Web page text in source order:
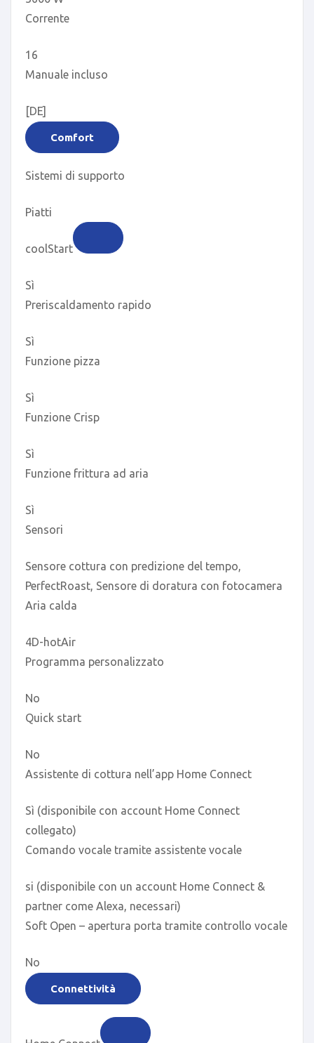
Corrente
16
Manuale incluso
[DE]
Comfort
Sistemi di supporto
Piatti
coolStart
Sì
Preriscaldamento rapido
Sì
Funzione pizza
Sì
Funzione Crisp
Sì
Funzione frittura ad aria
Sì
Sensori
Sensore cottura con predizione del tempo,
PerfectRoast, Sensore di doratura con fotocamera
Aria calda
4D-hotAir
Programma personalizzato
No
Quick start
No
Assistente di cottura nell’app Home Connect
Sì (disponibile con account Home Connect
collegato)
Comando vocale tramite assistente vocale
si (disponibile con un account Home Connect &
partner come Alexa, necessari)
Soft Open – apertura porta tramite controllo vocale
No
Connettività